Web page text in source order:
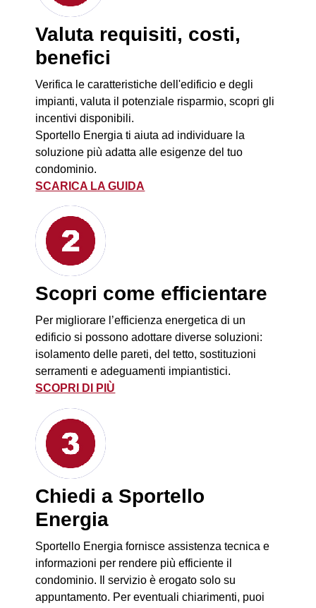
Valuta requisiti, costi,
benefici
Verifica le caratteristiche dell'edificio e degli
impianti, valuta il potenziale risparmio, scopri gli
incentivi disponibili.
Sportello Energia ti aiuta ad individuare la
soluzione più adatta alle esigenze del tuo
condominio.
SCARICA LA GUIDA
Scopri come efficientare
Per migliorare l’efficienza energetica di un
edificio si possono adottare diverse soluzioni:
isolamento delle pareti, del tetto, sostituzioni
serramenti e adeguamenti impiantistici.
SCOPRI DI PIÙ
Chiedi a Sportello
Energia
Sportello Energia fornisce assistenza tecnica e
informazioni per rendere più efficiente il
condominio. Il servizio è erogato solo su
appuntamento. Per eventuali chiarimenti, puoi